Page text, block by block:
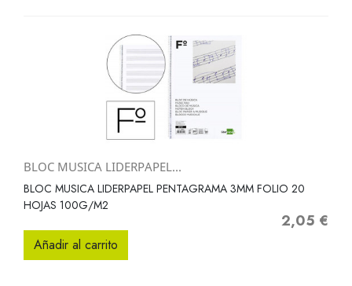
BLOC MUSICA LIDERPAPEL...
BLOC MUSICA LIDERPAPEL PENTAGRAMA 3MM FOLIO 20
HOJAS 100G/M2
Precio
2,05 €
Añadir al carrito